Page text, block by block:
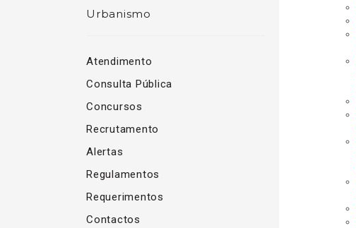
Urbanismo
Atendimento
Consulta Pública
Concursos
Recrutamento
Alertas
Regulamentos
Requerimentos
Contactos